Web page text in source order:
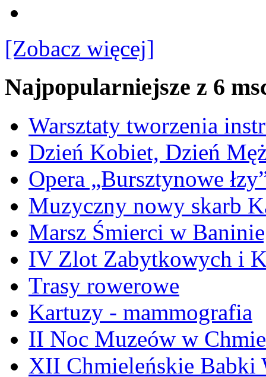
[Zobacz więcej]
Najpopularniejsze z 6
Warsztaty tworzenia
Dzień Kobiet, Dzień
Opera „Bursztynowe
Muzyczny nowy skarb
Marsz Śmierci w
IV Zlot Zabytkowych i
Trasy rowerowe
Kartuzy - mammografia
II Noc Muzeów w
XII Chmieleńskie Babki